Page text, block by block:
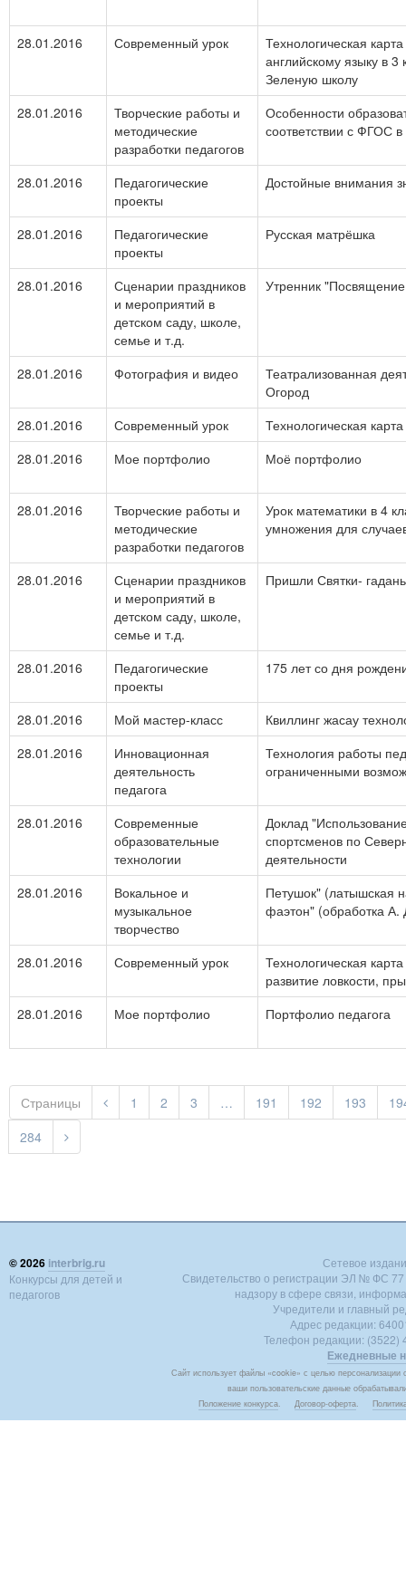
28.01.2016 Современный урок
Технологическая
английскому языку в
Зеленую школу
28.01.2016
Творческие работы и
методические
разработки педагогов
Особенности
соответствии с ФГОС
28.01.2016
Педагогические
проекты
Достойные внимания
28.01.2016
Педагогические
проекты
Русская матрёшка
28.01.2016
Сценарии праздников
и мероприятий в
детском саду, школе,
семье и т.д.
Утренник
28.01.2016 Фотография и видео
Театрализованная
Огород
28.01.2016
Современный урок
Технологическая
28.01.2016
Мое портфолио Моё портфолио
28.01.2016
Творческие работы и
методические
разработки педагогов
Урок математики в 4
умножения для
28.01.2016
Сценарии праздников
и мероприятий в
детском саду, школе,
семье и т.д.
Пришли Святки-
28.01.2016
Педагогические
проекты
175 лет со дня
28.01.2016 Мой мастер-класс
Квиллинг жасау
28.01.2016
Инновационная
деятельность
педагога
Технология работы
ограниченными
28.01.2016
Современные
образовательные
технологии
Доклад
спортсменов по
деятельности
28.01.2016
Вокальное и
музыкальное
творчество
Петушок" (латышская
фаэтон" (обработка А.
28.01.2016 Современный урок
Технологическая
развитие ловкости,
28.01.2016
Мое портфолио Портфолио педагога
Страницы 1 2 3 … 191 192 193
284
© 2026 interbrig.ru
Конкурсы для детей и
педагогов
Сетевое
Свидетельство о регистрации ЭЛ № ФС
надзору в сфере связи,
Учредители и главный
Адрес редакции:
Телефон редакции: (3522)
Ежедневные
Сайт использует файлы «cookie» с целью
ваши пользовательские данные
Положение конкурса. Договор-оферта.